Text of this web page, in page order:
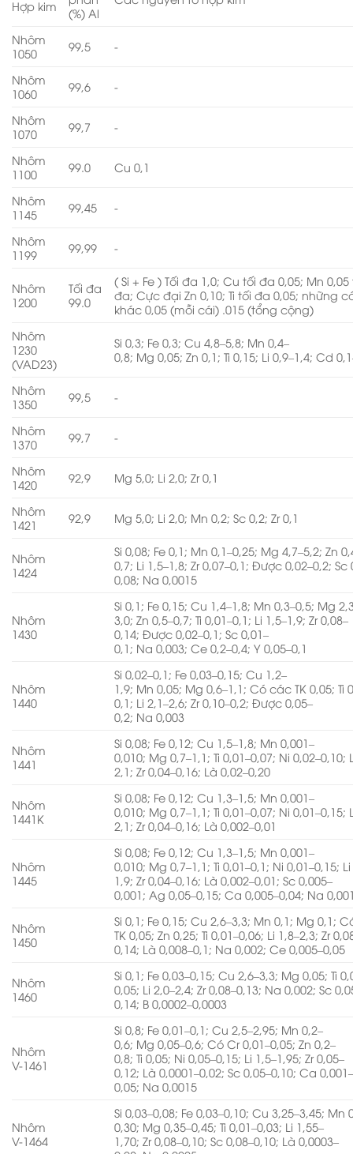
Hợp kim
(%) Al
Nhôm
1050
99,5 -
Nhôm
1060
99,6 -
Nhôm
1070
99,7 -
Nhôm
1100
99.0 Cu 0,1
Nhôm
1145
99,45 -
Nhôm
1199
99,99 -
Nhôm
1200
Tối đa
99.0
( Si + Fe ) Tối đa 1,0; Cu tối đa 0,05; Mn 0,05
đa; Cực đại Zn 0,10; Ti tối đa 0,05; những
khác 0,05 (mỗi cái) .015 (tổng cộng)
Nhôm
1230
(VAD23)
Si 0,3; Fe 0,3; Cu 4,8–5,8; Mn 0,4–
0,8; Mg 0,05; Zn 0,1; Ti 0,15; Li 0,9–1,4; Cd
Nhôm
1350
99,5 -
Nhôm
1370
99,7 -
Nhôm
1420
92,9 Mg 5,0; Li 2,0; Zr 0,1
Nhôm
1421
92,9 Mg 5,0; Li 2,0; Mn 0,2; Sc 0,2; Zr 0,1
Nhôm
1424
Si 0,08; Fe 0,1; Mn 0,1–0,25; Mg 4,7–5,2; Zn
0,7; Li 1,5–1,8; Zr 0,07–0,1; Được 0,02–0,2; Sc
0,08; Na 0,0015
Nhôm
1430
Si 0,1; Fe 0,15; Cu 1,4–1,8; Mn 0,3–0,5; Mg
3,0; Zn 0,5–0,7; Ti 0,01–0,1; Li 1,5–1,9; Zr 0,08–
0,14; Được 0,02–0,1; Sc 0,01–
0,1; Na 0,003; Ce 0,2–0,4; Y 0,05–0,1
Nhôm
1440
Si 0,02–0,1; Fe 0,03–0,15; Cu 1,2–
1,9; Mn 0,05; Mg 0,6–1,1; Có các TK 0,05; Ti
0,1; Li 2,1–2,6; Zr 0,10–0,2; Được 0,05–
0,2; Na 0,003
Nhôm
1441
Si 0,08; Fe 0,12; Cu 1,5–1,8; Mn 0,001–
0,010; Mg 0,7–1,1; Ti 0,01–0,07; Ni 0,02–0,10;
2,1; Zr 0,04–0,16; Là 0,02–0,20
Nhôm
1441K
Si 0,08; Fe 0,12; Cu 1,3–1,5; Mn 0,001–
0,010; Mg 0,7–1,1; Ti 0,01–0,07; Ni 0,01–0,15;
2,1; Zr 0,04–0,16; Là 0,002–0,01
Nhôm
1445
Si 0,08; Fe 0,12; Cu 1,3–1,5; Mn 0,001–
0,010; Mg 0,7–1,1; Ti 0,01–0,1; Ni 0,01–0,15;
1,9; Zr 0,04–0,16; Là 0,002–0,01; Sc 0,005–
0,001; Ag 0,05–0,15; Ca 0,005–0,04; Na
Nhôm
1450
Si 0,1; Fe 0,15; Cu 2,6–3,3; Mn 0,1; Mg 0,1;
TK 0,05; Zn 0,25; Ti 0,01–0,06; Li 1,8–2,3; Zr
0,14; Là 0,008–0,1; Na 0,002; Ce 0,005–0,05
Nhôm
1460
Si 0,1; Fe 0,03–0,15; Cu 2,6–3,3; Mg 0,05; Ti
0,05; Li 2,0–2,4; Zr 0,08–0,13; Na 0,002; Sc
0,14; B 0,0002–0,0003
Nhôm
V-1461
Si 0,8; Fe 0,01–0,1; Cu 2,5–2,95; Mn 0,2–
0,6; Mg 0,05–0,6; Có Cr 0,01–0,05; Zn 0,2–
0,8; Ti 0,05; Ni 0,05–0,15; Li 1,5–1,95; Zr 0,05–
0,12; Là 0,0001–0,02; Sc 0,05–0,10; Ca
0,05; Na 0,0015
Nhôm
V-1464
Si 0,03–0,08; Fe 0,03–0,10; Cu 3,25–3,45; Mn
0,30; Mg 0,35–0,45; Ti 0,01–0,03; Li 1,55–
1,70; Zr 0,08–0,10; Sc 0,08–0,10; Là 0,0003–